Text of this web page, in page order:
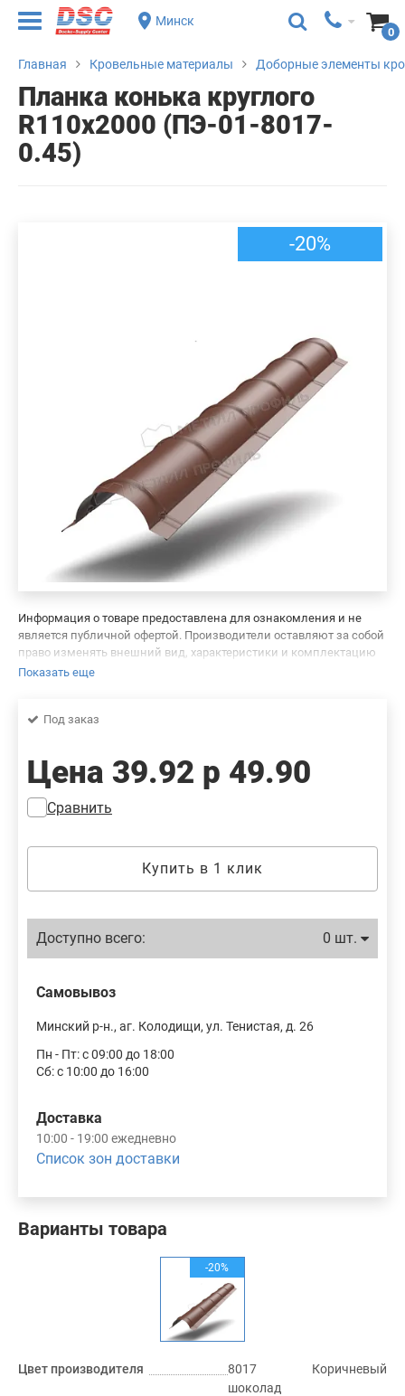
Минск
0
Главная Кровельные материалы Доборные элементы
Планка конька круглого
R110х2000 (ПЭ-01-8017-
0.45)
-20%
Информация о товаре предоставлена для ознакомления и не
является публичной офертой. Производители оставляют за собой
право изменять внешний вид, характеристики и комплектацию
товара, предварительно не уведомляя продавцов и потребителей.
фотографиях товара. Будем благодарны вам за сообщение об
Показать еще
Варианты товара
-20%
Цвет производителя
8017 Коричневый
шоколад
Под заказ
Цена 39.92 р 49.90
Сравнить
Купить в 1 клик
Доступно всего: 0 шт.
Самовывоз
Минский р-н., аг. Колодищи, ул. Тенистая, д. 26
Пн - Пт: с 09:00 до 18:00
Сб: с 10:00 до 16:00
Доставка
10:00 - 19:00 ежедневно
Список зон доставки